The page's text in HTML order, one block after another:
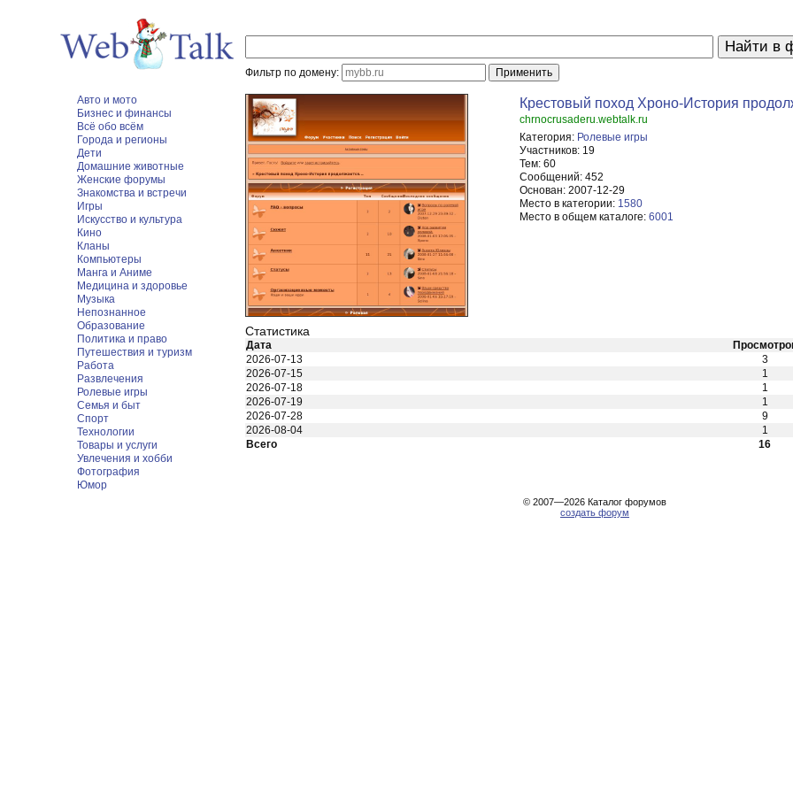
Фильтр по домену:
Авто и мото
Бизнес и финансы
Всё обо всём
Города и регионы
Дети
Домашние животные
Женские форумы
Знакомства и встречи
Игры
Искусство и культура
Кино
Кланы
Компьютеры
Манга и Аниме
Медицина и здоровье
Музыка
Непознанное
Образование
Политика и право
Путешествия и туризм
Работа
Развлечения
Ролевые игры
Семья и быт
Спорт
Технологии
Товары и услуги
Увлечения и хобби
Фотография
Юмор
Крестовый поход Хроно-История
chrnocrusaderu.webtalk.ru
Категория: Ролевые игры
Участников: 19
Тем: 60
Сообщений: 452
Основан: 2007-12-29
Место в категории: 1580
Место в общем каталоге: 6001
Статистика
Дата
2026-07-13
3
2026-07-15
1
2026-07-18
1
2026-07-19
1
2026-07-28
9
2026-08-04
1
Всего
16
© 2007—2026 Каталог форумов
создать форум